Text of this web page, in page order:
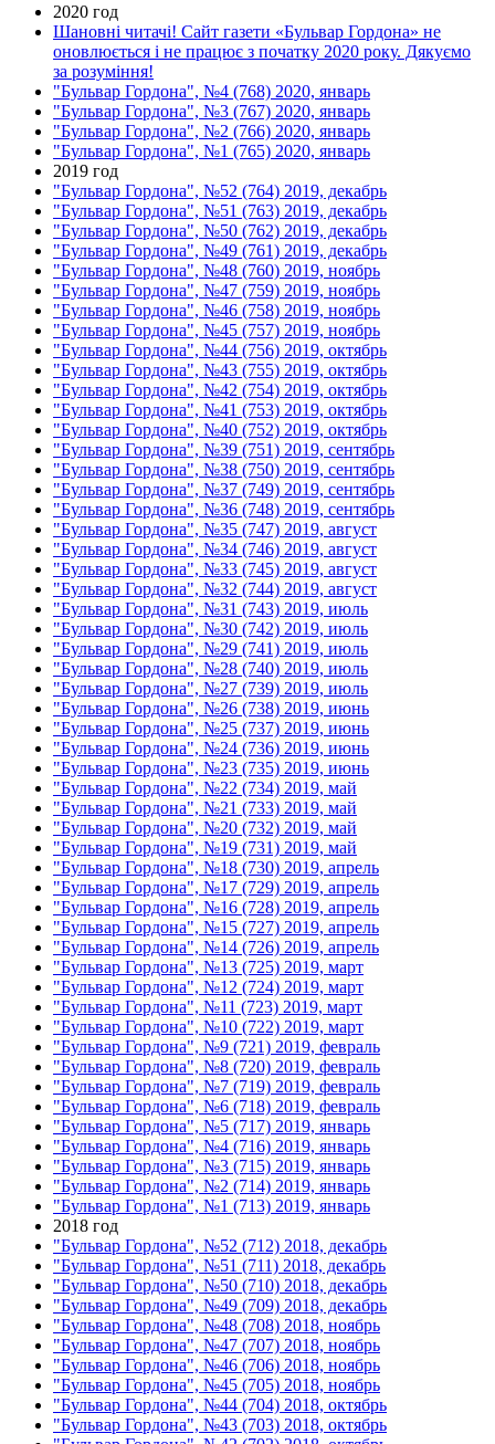
2020 год
Шановні читачі! Сайт газети «Бульвар Гордона» не
оновлюється і не працює з початку 2020 року. Дякуємо
за розуміння!
"Бульвар Гордона", №4 (768) 2020, январь
"Бульвар Гордона", №3 (767) 2020, январь
"Бульвар Гордона", №2 (766) 2020, январь
"Бульвар Гордона", №1 (765) 2020, январь
2019 год
"Бульвар Гордона", №52 (764) 2019, декабрь
"Бульвар Гордона", №51 (763) 2019, декабрь
"Бульвар Гордона", №50 (762) 2019, декабрь
"Бульвар Гордона", №49 (761) 2019, декабрь
"Бульвар Гордона", №48 (760) 2019, ноябрь
"Бульвар Гордона", №47 (759) 2019, ноябрь
"Бульвар Гордона", №46 (758) 2019, ноябрь
"Бульвар Гордона", №45 (757) 2019, ноябрь
"Бульвар Гордона", №44 (756) 2019, октябрь
"Бульвар Гордона", №43 (755) 2019, октябрь
"Бульвар Гордона", №42 (754) 2019, октябрь
"Бульвар Гордона", №41 (753) 2019, октябрь
"Бульвар Гордона", №40 (752) 2019, октябрь
"Бульвар Гордона", №39 (751) 2019, сентябрь
"Бульвар Гордона", №38 (750) 2019, сентябрь
"Бульвар Гордона", №37 (749) 2019, сентябрь
"Бульвар Гордона", №36 (748) 2019, сентябрь
"Бульвар Гордона", №35 (747) 2019, август
"Бульвар Гордона", №34 (746) 2019, август
"Бульвар Гордона", №33 (745) 2019, август
"Бульвар Гордона", №32 (744) 2019, август
"Бульвар Гордона", №31 (743) 2019, июль
"Бульвар Гордона", №30 (742) 2019, июль
"Бульвар Гордона", №29 (741) 2019, июль
"Бульвар Гордона", №28 (740) 2019, июль
"Бульвар Гордона", №27 (739) 2019, июль
"Бульвар Гордона", №26 (738) 2019, июнь
"Бульвар Гордона", №25 (737) 2019, июнь
"Бульвар Гордона", №24 (736) 2019, июнь
"Бульвар Гордона", №23 (735) 2019, июнь
"Бульвар Гордона", №22 (734) 2019, май
"Бульвар Гордона", №21 (733) 2019, май
"Бульвар Гордона", №20 (732) 2019, май
"Бульвар Гордона", №19 (731) 2019, май
"Бульвар Гордона", №18 (730) 2019, апрель
"Бульвар Гордона", №17 (729) 2019, апрель
"Бульвар Гордона", №16 (728) 2019, апрель
"Бульвар Гордона", №15 (727) 2019, апрель
"Бульвар Гордона", №14 (726) 2019, апрель
"Бульвар Гордона", №13 (725) 2019, март
"Бульвар Гордона", №12 (724) 2019, март
"Бульвар Гордона", №11 (723) 2019, март
"Бульвар Гордона", №10 (722) 2019, март
"Бульвар Гордона", №9 (721) 2019, февраль
"Бульвар Гордона", №8 (720) 2019, февраль
"Бульвар Гордона", №7 (719) 2019, февраль
"Бульвар Гордона", №6 (718) 2019, февраль
"Бульвар Гордона", №5 (717) 2019, январь
"Бульвар Гордона", №4 (716) 2019, январь
"Бульвар Гордона", №3 (715) 2019, январь
"Бульвар Гордона", №2 (714) 2019, январь
"Бульвар Гордона", №1 (713) 2019, январь
2018 год
"Бульвар Гордона", №52 (712) 2018, декабрь
"Бульвар Гордона", №51 (711) 2018, декабрь
"Бульвар Гордона", №50 (710) 2018, декабрь
"Бульвар Гордона", №49 (709) 2018, декабрь
"Бульвар Гордона", №48 (708) 2018, ноябрь
"Бульвар Гордона", №47 (707) 2018, ноябрь
"Бульвар Гордона", №46 (706) 2018, ноябрь
"Бульвар Гордона", №45 (705) 2018, ноябрь
"Бульвар Гордона", №44 (704) 2018, октябрь
"Бульвар Гордона", №43 (703) 2018, октябрь